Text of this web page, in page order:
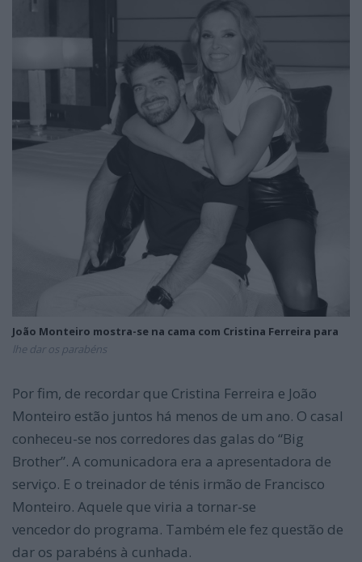
João Monteiro mostra-se na cama com Cristina Ferreira para
lhe dar os parabéns
Por fim, de recordar que Cristina Ferreira e João
Monteiro estão juntos há menos de um ano. O casal
conheceu-se nos corredores das galas do “Big
Brother”. A comunicadora era a apresentadora de
serviço. E o treinador de ténis irmão de Francisco
Monteiro. Aquele que viria a tornar-se
vencedor do programa. Também ele fez questão de
dar os parabéns à cunhada.